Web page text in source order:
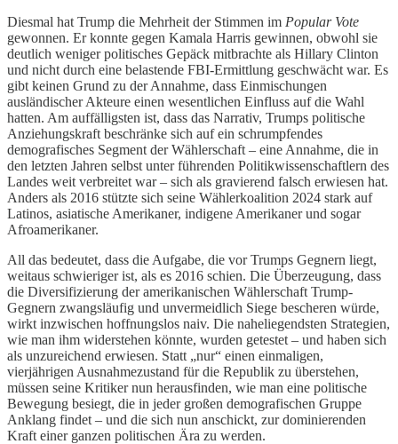
Diesmal hat Trump die Mehrheit der Stimmen im Popular Vote
gewonnen. Er konnte gegen Kamala Harris gewinnen, obwohl sie
deutlich weniger politisches Gepäck mitbrachte als Hillary Clinton
und nicht durch eine belastende FBI-Ermittlung geschwächt war. Es
gibt keinen Grund zu der Annahme, dass Einmischungen
ausländischer Akteure einen wesentlichen Einfluss auf die Wahl
hatten. Am auffälligsten ist, dass das Narrativ, Trumps politische
Anziehungskraft beschränke sich auf ein schrumpfendes
demografisches Segment der Wählerschaft – eine Annahme, die in
den letzten Jahren selbst unter führenden Politikwissenschaftlern des
Landes weit verbreitet war – sich als gravierend falsch erwiesen hat.
Anders als 2016 stützte sich seine Wählerkoalition 2024 stark auf
Latinos, asiatische Amerikaner, indigene Amerikaner und sogar
Afroamerikaner.
All das bedeutet, dass die Aufgabe, die vor Trumps Gegnern liegt,
weitaus schwieriger ist, als es 2016 schien. Die Überzeugung, dass
die Diversifizierung der amerikanischen Wählerschaft Trump-
Gegnern zwangsläufig und unvermeidlich Siege bescheren würde,
wirkt inzwischen hoffnungslos naiv. Die naheliegendsten Strategien,
wie man ihm widerstehen könnte, wurden getestet – und haben sich
als unzureichend erwiesen. Statt „nur“ einen einmaligen,
vierjährigen Ausnahmezustand für die Republik zu überstehen,
müssen seine Kritiker nun herausfinden, wie man eine politische
Bewegung besiegt, die in jeder großen demografischen Gruppe
Anklang findet – und die sich nun anschickt, zur dominierenden
Kraft einer ganzen politischen Ära zu werden.